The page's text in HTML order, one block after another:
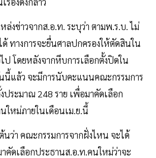
งข่าวจากส.อ.ท. ระบุว่า ตามพ.ร.บ. ไม่
ด้ ทางการจะยื่นศาลปกครองให้ตัดสินใน
ป โดยหลังจากหีบการเลือกตั้งปิดใน
นี้แล้ว จะมีการนับคะแนนคณะกรรมการ
ประมาณ 248 ราย เพื่อมาคัดเลือก
ใหม่ภายในเดือนเม.ย.นี้
นว่า คณะกรรมการจากฝั่งไหน จะได้
คัดเลือกประธานส.อ.ท.คนใหม่ว่าจะ